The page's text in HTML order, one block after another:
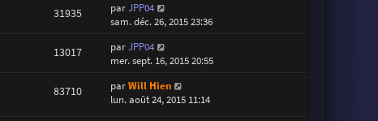
31935 parJPP04
sam. déc. 26, 2015 23:36
13017 parJPP04
mer. sept. 16, 2015 20:55
83710 parWill Hien
lun. août 24, 2015 11:14